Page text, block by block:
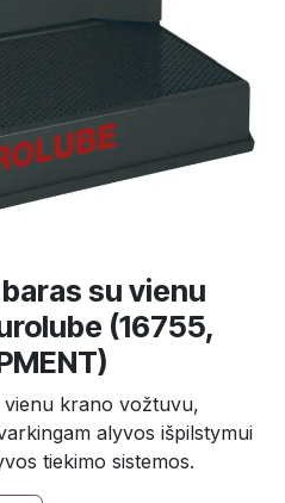
su vienu
(16755,
vienu krano vožtuvu,
alyvos išpilstymui
tiekimo sistemos.